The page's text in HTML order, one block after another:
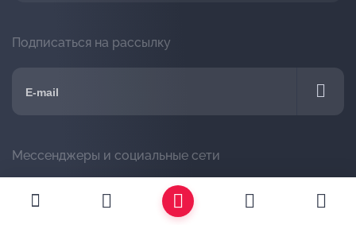
Подписаться на рассылку
Мессенджеры и социальные сети